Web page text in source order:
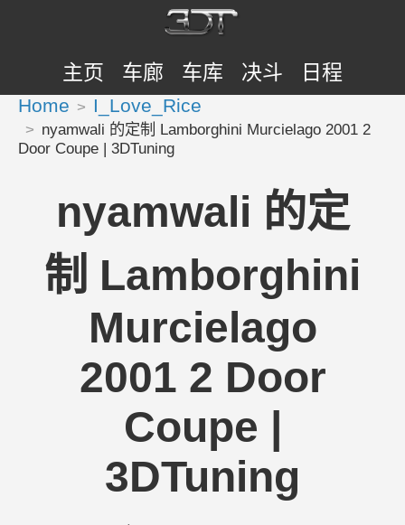
主页 车廊 车库 决斗 日程
Home I_Love_Rice
nyamwali 的定制 Lamborghini Murcielago 2001 2
Door Coupe | 3DTuning
nyamwali 的定
制 Lamborghini
Murcielago
2001 2 Door
Coupe |
3DTuning